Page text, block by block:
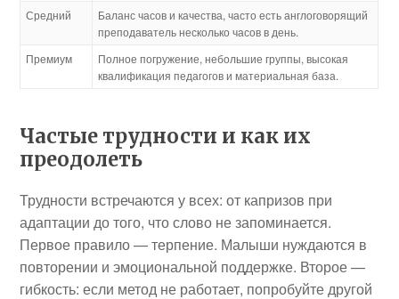
Средний
Баланс часов и качества, часто есть англоговорящий
преподаватель несколько часов в день.
Премиум
Полное погружение, небольшие группы, высокая
квалификация педагогов и материальная база.
Частые трудности и как их
преодолеть
Трудности встречаются у всех: от капризов при
адаптации до того, что слово не запоминается.
Первое правило — терпение. Малыши нуждаются в
повторении и эмоциональной поддержке. Второе —
гибкость: если метод не работает, попробуйте другой